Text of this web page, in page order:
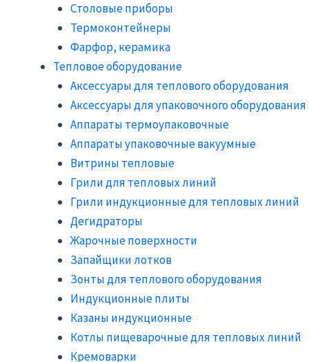
Столовые приборы
Термоконтейнеры
Фарфор, керамика
Тепловое оборудование
Аксессуары для теплового оборудования
Аксессуары для упаковочного оборудования
Аппараты термоупаковочные
Аппараты упаковочные вакуумные
Витрины тепловые
Грили для тепловых линий
Грили индукционные для тепловых линий
Дегидраторы
Жарочные поверхности
Запайщики лотков
Зонты для теплового оборудования
Индукционные плиты
Казаны индукционные
Котлы пищеварочные для тепловых линий
Кремоварки